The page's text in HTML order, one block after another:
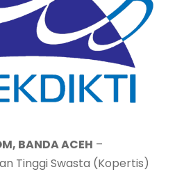
BANDA ACEH –
Tinggi Swasta (Kopertis)